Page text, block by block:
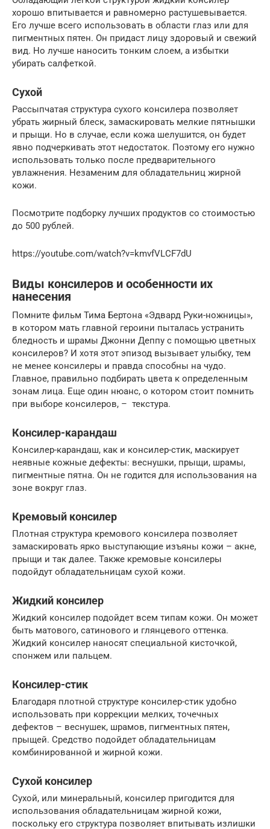
хорошо впитывается и равномерно растушевывается.
Его лучше всего использовать в области глаз или для
пигментных пятен. Он придаст лицу здоровый и свежий
вид. Но лучше наносить тонким слоем, а избытки
убирать салфеткой.
Сухой
Рассыпчатая структура сухого консилера позволяет
убрать жирный блеск, замаскировать мелкие пятнышки
и прыщи. Но в случае, если кожа шелушится, он будет
явно подчеркивать этот недостаток. Поэтому его нужно
использовать только после предварительного
увлажнения. Незаменим для обладательниц жирной
кожи.
Посмотрите подборку лучших продуктов со стоимостью
до 500 рублей.
https://youtube.com/watch?v=kmvfVLCF7dU
Виды консилеров и особенности их
нанесения
Помните фильм Тима Бертона «Эдвард Руки-ножницы»,
в котором мать главной героини пыталась устранить
бледность и шрамы Джонни Деппу с помощью цветных
консилеров? И хотя этот эпизод вызывает улыбку, тем
не менее консилеры и правда способны на чудо.
Главное, правильно подбирать цвета к определенным
зонам лица. Еще один нюанс, о котором стоит помнить
при выборе консилеров, – текстура.
Консилер-карандаш
Консилер-карандаш, как и консилер-стик, маскирует
неявные кожные дефекты: веснушки, прыщи, шрамы,
пигментные пятна. Он не годится для использования на
зоне вокруг глаз.
Кремовый консилер
Плотная структура кремового консилера позволяет
замаскировать ярко выступающие изъяны кожи – акне,
прыщи и так далее. Также кремовые консилеры
подойдут обладательницам сухой кожи.
Жидкий консилер
Жидкий консилер подойдет всем типам кожи. Он может
быть матового, сатинового и глянцевого оттенка.
Жидкий консилер наносят специальной кисточкой,
спонжем или пальцем.
Консилер-стик
Благодаря плотной структуре консилер-стик удобно
использовать при коррекции мелких, точечных
дефектов – веснушек, шрамов, пигментных пятен,
прыщей. Средство подойдет обладательницам
комбинированной и жирной кожи.
Сухой консилер
Сухой, или минеральный, консилер пригодится для
использования обладательницам жирной кожи,
поскольку его структура позволяет впитывать излишки